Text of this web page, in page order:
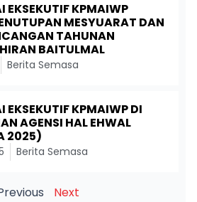
EKSEKUTIF KPMAIWP
MESYUARAT DAN
TAHUNAN
BAITULMAL
Berita Semasa
EKSEKUTIF KPMAIWP DI
AGENSI HAL EHWAL
2025)
Berita Semasa
Next